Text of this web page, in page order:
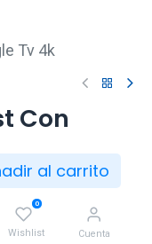
al carrito
0
Wishlist Cuenta
Tv 4k
Con